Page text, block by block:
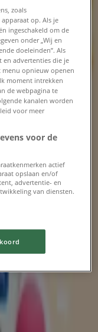
klanten
zoals
op. Als je
ingeschakeld om de
onder „Wij en
doeleinden”. Als
en advertenties die je
menu opnieuw openen
moment intrekken
de webpagina te
kanalen worden
voor meer
voor de
actief
opslaan en/of
advertentie- en
van diensten.